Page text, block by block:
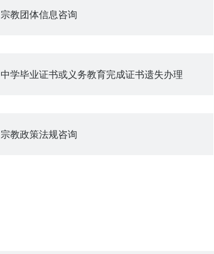
宗教团体信息咨询
中学毕业证书或义务教育完成证书遗失办理
宗教政策法规咨询